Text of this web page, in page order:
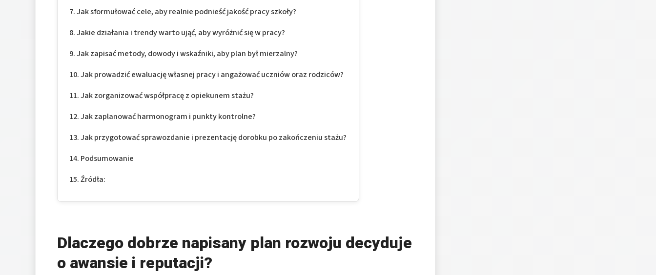
Jak sformułować cele, aby realnie podnieść jakość pracy szkoły?
Jakie działania i trendy warto ująć, aby wyróżnić się w pracy?
Jak zapisać metody, dowody i wskaźniki, aby plan był mierzalny?
Jak prowadzić ewaluację własnej pracy i angażować uczniów oraz rodziców?
Jak zorganizować współpracę z opiekunem stażu?
Jak zaplanować harmonogram i punkty kontrolne?
Jak przygotować sprawozdanie i prezentację dorobku po zakończeniu stażu?
Podsumowanie
Źródła:
Dlaczego dobrze napisany plan rozwoju decyduje
o awansie i reputacji?